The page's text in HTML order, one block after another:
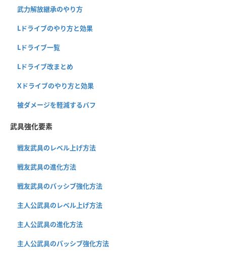
武力解放継承のやり方
Lドライブのやり方と効果
Lドライブ一覧
Lドライブ改まとめ
Xドライブのやり方と効果
被ダメージを軽減するバフ
武具強化要素
戦友武具のレベル上げ方法
戦友武具の進化方法
戦友武具のパッシブ強化方法
主人公武具のレベル上げ方法
主人公武具の進化方法
主人公武具のパッシブ強化方法